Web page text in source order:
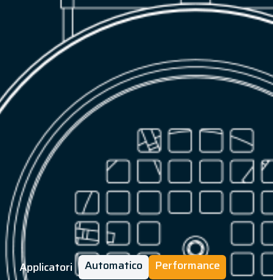
Applicatori Automatico Performance